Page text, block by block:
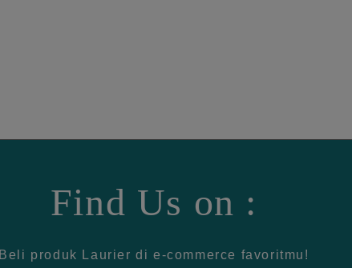
Find Us on :
Beli produk Laurier di e-commerce favoritmu!